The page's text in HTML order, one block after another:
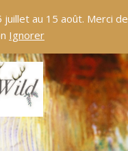
au 15 août. Merci de
Ignorer